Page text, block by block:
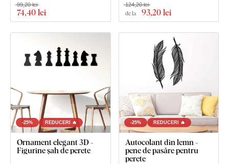
74,40 lei
99,20 lei
de la 93,20 lei
124,20 lei
-25% REDUCERI 🔥
Ornament elegant 3D -
Figurine șah de perete
-25% REDUCERI 🔥
Autocolant din lemn -
pene de pasăre pentru
perete